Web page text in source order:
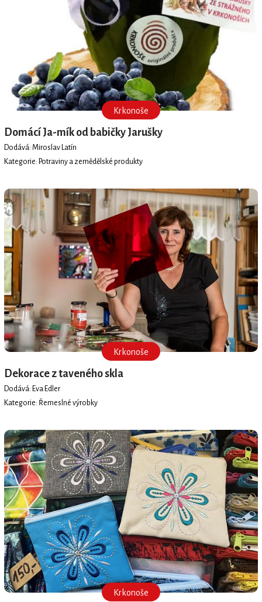
Krkonoše
Domácí Ja-mík od babičky Jarušky
Dodává: Miroslav Latín
Kategorie: Potraviny a zemědělské produkty
Krkonoše
Dekorace z taveného skla
Dodává: Eva Edler
Kategorie: Řemeslné výrobky
Krkonoše